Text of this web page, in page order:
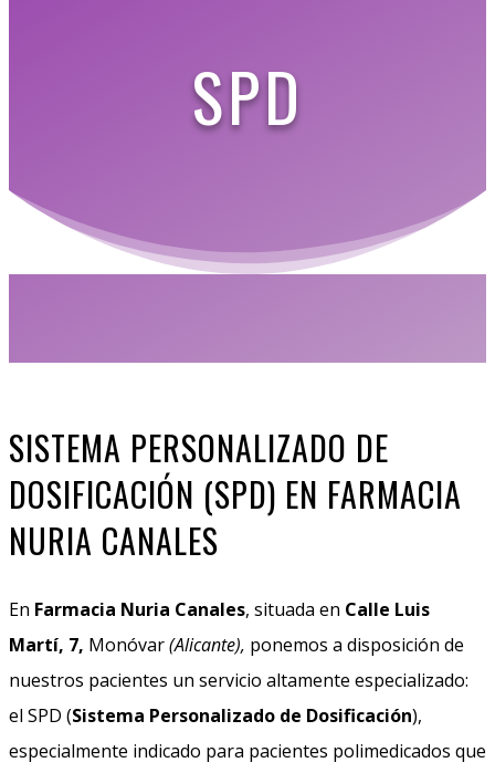
SPD
SISTEMA PERSONALIZADO DE
DOSIFICACIÓN (SPD) EN FARMACIA
NURIA CANALES
En Farmacia Nuria Canales, situada en Calle Luis
Martí, 7, Monóvar(Alicante), ponemos a disposición de
nuestros pacientes un servicio altamente especializado:
el SPD (Sistema Personalizado de Dosificación),
especialmente indicado para pacientes polimedicados que